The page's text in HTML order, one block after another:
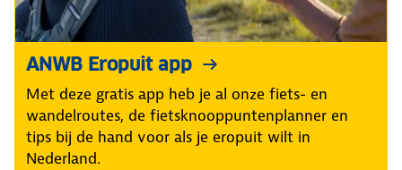
ANWB Eropuit app
Met deze gratis app heb je al onze fiets- en
wandelroutes, de fietsknooppuntenplanner en
tips bij de hand voor als je eropuit wilt in
Nederland.